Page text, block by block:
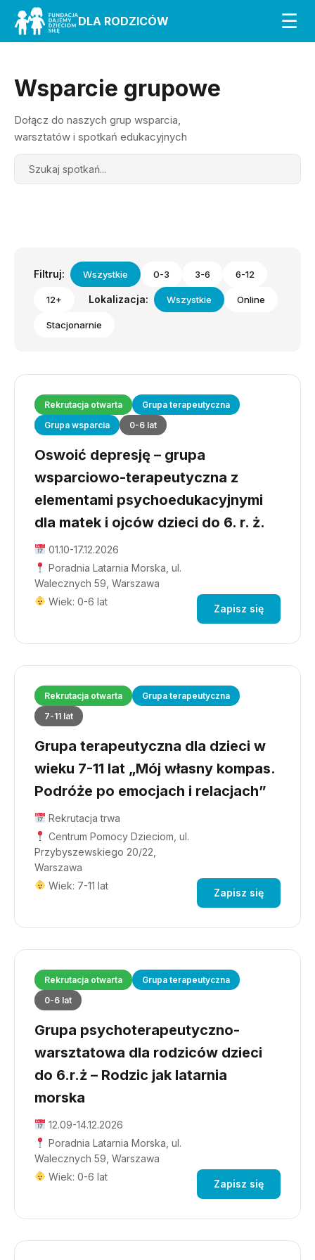
DLA RODZICÓW ☰
Wsparcie grupowe
Dołącz do naszych grup wsparcia,
warsztatów i spotkań edukacyjnych
Search
Filtruj: Wszystkie 0-3 3-6 6-12
12+ Lokalizacja: Wszystkie Online
Stacjonarnie
Rekrutacja otwarta
Grupa terapeutyczna
Grupa wsparcia
0-6 lat
Oswoić depresję – grupa
wsparciowo-terapeutyczna z
elementami psychoedukacyjnymi
dla matek i ojców dzieci do 6. r. ż.
01.10-17.12.2026
Poradnia Latarnia Morska, ul.
Walecznych 59, Warszawa
Wiek: 0-6 lat
Zapisz się
Rekrutacja otwarta
Grupa terapeutyczna
7-11 lat
Grupa terapeutyczna dla dzieci w
wieku 7-11 lat „Mój własny kompas.
Podróże po emocjach i relacjach”
Rekrutacja trwa
Centrum Pomocy Dzieciom, ul.
Przybyszewskiego 20/22,
Warszawa
Wiek: 7-11 lat
Zapisz się
Rekrutacja otwarta
Grupa terapeutyczna
0-6 lat
Grupa psychoterapeutyczno-
warsztatowa dla rodziców dzieci
do 6.r.ż – Rodzic jak latarnia
morska
12.09-14.12.2026
Poradnia Latarnia Morska, ul.
Walecznych 59, Warszawa
Wiek: 0-6 lat
Zapisz się